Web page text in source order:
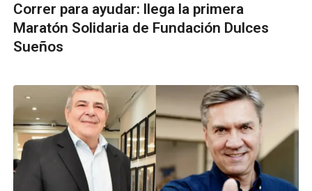
Correr para ayudar: llega la primera
Maratón Solidaria de Fundación Dulces
Sueños